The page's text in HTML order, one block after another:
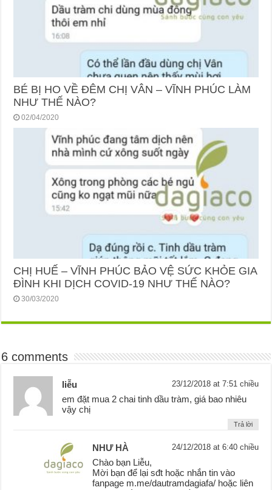
BÉ BỊ HO VỀ ĐÊM CHỊ VÂN – VĨNH PHÚC LÀM
NHƯ THẾ NÀO?
02/04/2020
CHỊ HUẾ – VĨNH PHÚC BẢO VỆ SỨC KHỎE GIA
ĐÌNH KHI DỊCH COVID-19 NHƯ THẾ NÀO?
30/03/2020
6 comments
liễu 23/12/2018 at 7:51 chiều
em đặt mua 2 chai tinh dầu tràm, giá bao nhiêu
vậy chị
Trả lời
NHƯ HÀ 24/12/2018 at 6:40 chiều
Chào bạn Liễu,
Mời bạn để lại sđt hoặc nhắn tin vào
fanpage m.me/dautramdagiafa/ hoặc liên